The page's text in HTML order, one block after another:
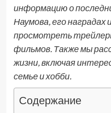
информацию о
Наумова, его наградах
просмотреть
фильмов. Также мы
жизни, включая
семье и хобби.
Содержание